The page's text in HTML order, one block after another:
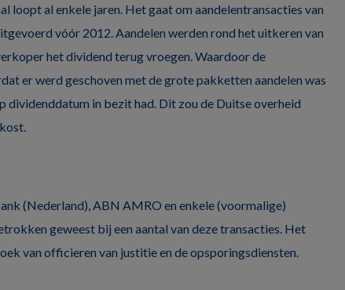
loopt al enkele jaren. Het gaat om aandelentransacties van
vóór 2012. Aandelen werden rond het uitkeren van
het dividend terug vroegen. Waardoor de
er werd geschoven met de grote pakketten aandelen was
dividenddatum in bezit had. Dit zou de Duitse overheid
(Nederland), ABN AMRO en enkele (voormalige)
geweest bij een aantal van deze transacties. Het
van officieren van justitie en de opsporingsdiensten.